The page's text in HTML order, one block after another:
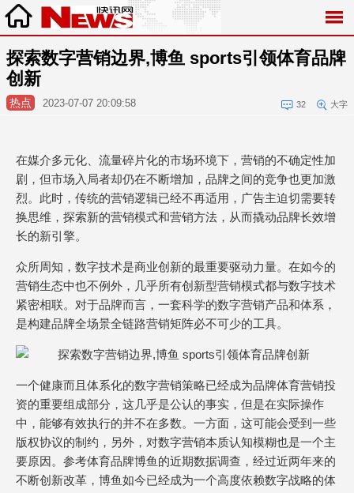
探索数字营销边界,博鱼 sports引领体育品牌
创新
热点 2023-07-07 20:09:58 32 大字
在媒介多元化、流量碎片化的市场环境下，营销的不确定性加
剧，但市场入局者却仍在不断增加，品牌之间的竞争也更加激
烈。此时，传统的营销逻辑已经不再适用，广告主迫切需要转
换思维，探索新的营销模式和营销方法，从而撬动品牌长效增
长的新引擎。
众所周知，数字技术是商业创新的最重要驱动力量。在如今的
营销生态中也不例外，几乎所有创新型营销模式都与数字技术
紧密相联。对于品牌而言，一套科学的数字营销产品和体系，
是构建品牌全场景全链路营销矩阵必不可少的工具。
一个健康而且体系化的数字营销策略已经成为品牌体育营销投
资的重要组成部分，这几乎是公认的事实，但是在实际操作
中，能够有效执行的并不在多数。一方面，这可能会受到一些
版权协议的制约，另外，对数字营销本质认知模糊也是一个主
要原因。参考体育品牌博鱼的近期数据调查，经过近两年来的
不断创新改革，博鱼如今已经成为一个高度依赖数字战略的体